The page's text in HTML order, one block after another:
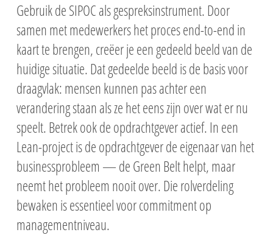
Gebruik de SIPOC als gespreksinstrument. Door
samen met medewerkers het proces end-to-end in
kaart te brengen, creëer je een gedeeld beeld van de
huidige situatie. Dat gedeelde beeld is de basis voor
draagvlak: mensen kunnen pas achter een
verandering staan als ze het eens zijn over wat er nu
speelt. Betrek ook de opdrachtgever actief. In een
Lean-project is de opdrachtgever de eigenaar van het
businessprobleem — de Green Belt helpt, maar
neemt het probleem nooit over. Die rolverdeling
bewaken is essentieel voor commitment op
managementniveau.